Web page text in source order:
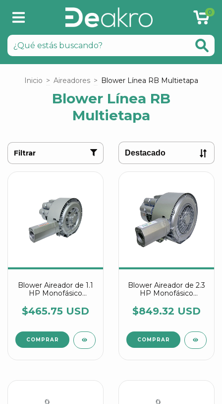
0
Inicio > Aireadores > Blower Línea RB Multietapa
Blower Línea RB
Multietapa
Filtrar
Blower Aireador de 1.1
HP Monofásico
referencia 2RB 220
7AW25
$465.75 USD
Blower Aireador de 2.3
HP Monofásico
referencia 2RB 420
7AV35
$849.32 USD